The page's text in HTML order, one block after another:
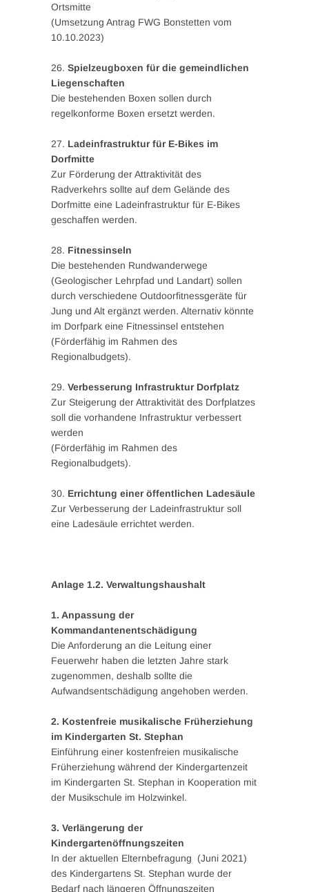
Ortsmitte
(Umsetzung Antrag FWG Bonstetten vom
10.10.2023)
26. Spielzeugboxen für die gemeindlichen
Liegenschaften
Die bestehenden Boxen sollen durch
regelkonforme Boxen ersetzt werden.
27. Ladeinfrastruktur für E-Bikes im
Dorfmitte
Zur Förderung der Attraktivität des
Radverkehrs sollte auf dem Gelände des
Dorfmitte eine Ladeinfrastruktur für E-Bikes
geschaffen werden.
28. Fitnessinseln
Die bestehenden Rundwanderwege
(Geologischer Lehrpfad und Landart) sollen
durch verschiedene Outdoorfitnessgeräte für
Jung und Alt ergänzt werden. Alternativ könnte
im Dorfpark eine Fitnessinsel entstehen
(Förderfähig im Rahmen des
Regionalbudgets).
29. Verbesserung Infrastruktur Dorfplatz
Zur Steigerung der Attraktivität des Dorfplatzes
soll die vorhandene Infrastruktur verbessert
werden
(Förderfähig im Rahmen des
Regionalbudgets).
30. Errichtung einer öffentlichen Ladesäule
Zur Verbesserung der Ladeinfrastruktur soll
eine Ladesäule errichtet werden.
Anlage 1.2. Verwaltungshaushalt
1. Anpassung der
Kommandantenentschädigung
Die Anforderung an die Leitung einer
Feuerwehr haben die letzten Jahre stark
zugenommen, deshalb sollte die
Aufwandsentschädigung angehoben werden.
2. Kostenfreie musikalische Früherziehung
im Kindergarten St. Stephan
Einführung einer kostenfreien musikalische
Früherziehung während der Kindergartenzeit
im Kindergarten St. Stephan in Kooperation mit
der Musikschule im Holzwinkel.
3. Verlängerung der
Kindergartenöffnungszeiten
In der aktuellen Elternbefragung (Juni 2021)
des Kindergartens St. Stephan wurde der
Bedarf nach längeren Öffnungszeiten